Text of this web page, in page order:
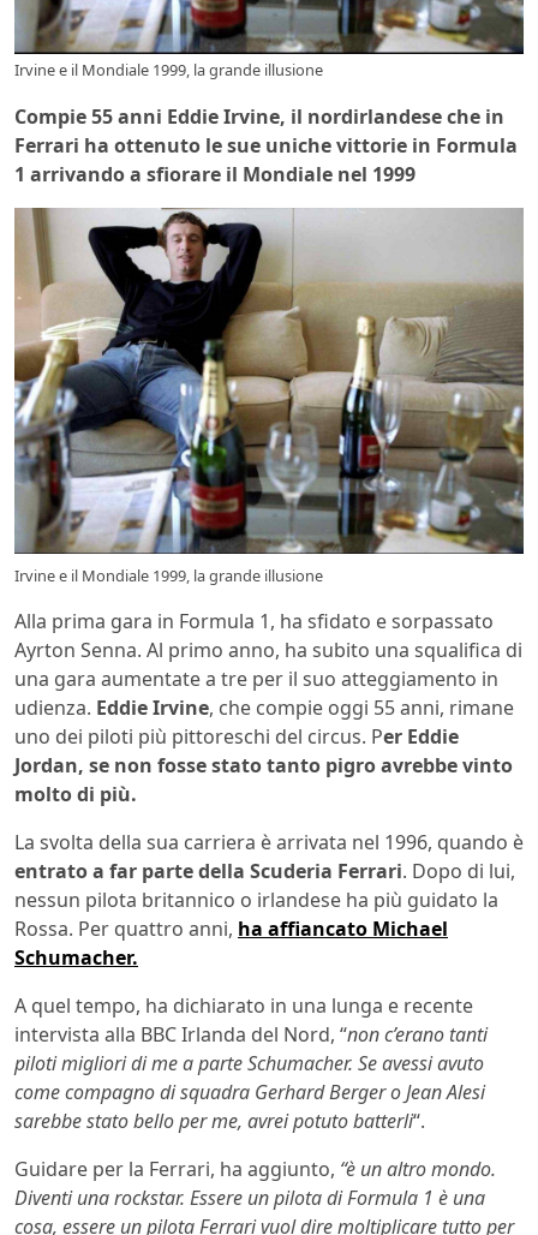
Irvine e il Mondiale 1999, la grande illusione
Compie 55 anni Eddie Irvine, il nordirlandese che in
Ferrari ha ottenuto le sue uniche vittorie in Formula
1 arrivando a sfiorare il Mondiale nel 1999
Irvine e il Mondiale 1999, la grande illusione
Alla prima gara in Formula 1, ha sfidato e sorpassato
Ayrton Senna. Al primo anno, ha subito una squalifica di
una gara aumentate a tre per il suo atteggiamento in
udienza. Eddie Irvine, che compie oggi 55 anni, rimane
uno dei piloti più pittoreschi del circus. Per Eddie
Jordan, se non fosse stato tanto pigro avrebbe vinto
molto di più.
La svolta della sua carriera è arrivata nel 1996, quando è
entrato a far parte della Scuderia Ferrari. Dopo di lui,
nessun pilota britannico o irlandese ha più guidato la
Rossa. Per quattro anni, ha affiancato Michael
Schumacher.
A quel tempo, ha dichiarato in una lunga e recente
intervista alla BBC Irlanda del Nord, “non c’erano tanti
piloti migliori di me a parte Schumacher. Se avessi avuto
come compagno di squadra Gerhard Berger o Jean Alesi
sarebbe stato bello per me, avrei potuto batterli“.
Guidare per la Ferrari, ha aggiunto, “è un altro mondo.
Diventi una rockstar. Essere un pilota di Formula 1 è una
cosa, essere un pilota Ferrari vuol dire moltiplicare tutto per